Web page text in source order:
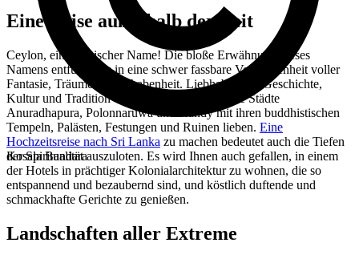
Kosala Bandara
Eine Reise außerhalb der Zeit
Ceylon, ein mythischer Name! Die bloße Erwähnung dieses
Namens entführt uns in eine schwer fassbare Vergangenheit voller
Fantasie, Träume und Erhabenheit. Liebhaber von Geschichte,
Kultur und Tradition werden unter anderem die Städte
Anuradhapura, Polonnaruwa und Kandy mit ihren buddhistischen
Tempeln, Palästen, Festungen und Ruinen lieben. Eine
Hochzeitsreise nach Sri Lanka zu machen bedeutet auch die Tiefen
der Spiritualität auszuloten. Es wird Ihnen auch gefallen, in einem
der Hotels in prächtiger Kolonialarchitektur zu wohnen, die so
entspannend und bezaubernd sind, und köstlich duftende und
schmackhafte Gerichte zu genießen.
Landschaften aller Extreme